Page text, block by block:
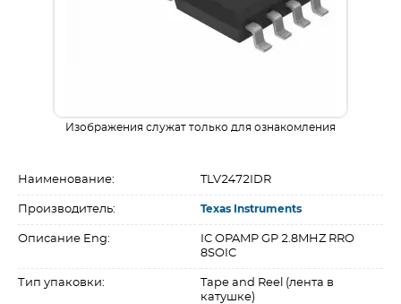
Изображения служат только для ознакомления
Наименование: TLV2472IDR
Производитель: Texas Instruments
Описание Eng:
IC OPAMP GP 2.8MHZ RRO
8SOIC
Тип упаковки:
Tape and Reel (лента в
катушке)